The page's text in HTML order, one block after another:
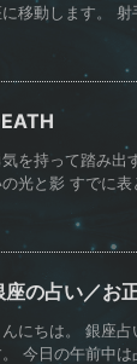
に移動します。
気を持って踏み出
の光と影 すでに
座の占い／お
んにちは。 銀座
今日の午前中は